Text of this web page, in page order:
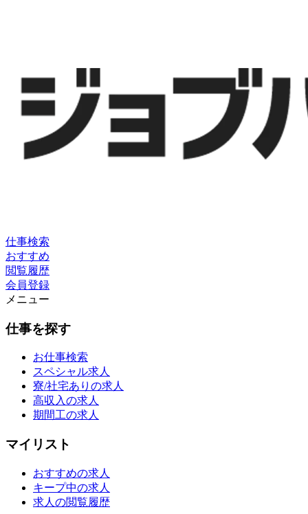
仕事検索
おすすめ
閲覧履歴
会員登録
メニュー
仕事を探す
お仕事検索
スペシャル求人
寮/社宅ありの求人
高収入の求人
期間工の求人
マイリスト
おすすめの求人
キープ中の求人
求人の閲覧履歴